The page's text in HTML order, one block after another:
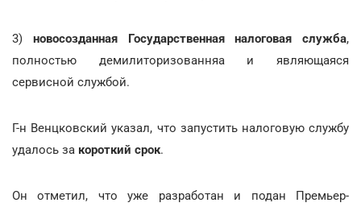
3) новосозданная Государственная налоговая служба,
полностью демилиторизованняа и являющаяся
сервисной службой.
Г-н Венцковский указал, что запустить налоговую службу
удалось за короткий срок.
Он отметил, что уже разработан и подан Премьер-